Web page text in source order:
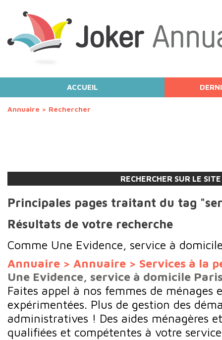
RECHERCHER SUR LE SITE
ACCUEIL
Annuaire > Rechercher
Principales pages traitant du tag
Résultats de votre recherche
Comme Une Evidence, service à
Annuaire > Annuaire > Services à la
Une Evidence, service à domicile
Faites appel à nos femmes de ménages
expérimentées. Plus de gestion des
administratives ! Des aides ménagères
qualifiées et compétentes à votre